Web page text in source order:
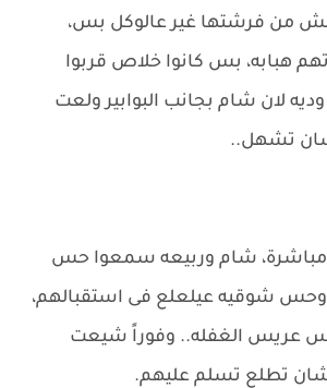
من فرشتها غير عالوكل بس،
هبابه، بس كانوا خلاص قربوا
لان شام بجانب البوابير ولعت
تشهل..
مباشرة، شام وربيعه سمعوا حس
وحس شوقيه عيلعلع فى استقبالهم،
عريس الغفله.. وفوراً شيعت
تطلع تسلم عليهم.